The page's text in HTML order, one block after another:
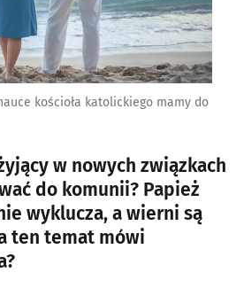
kościoła katolickiego mamy do
w nowych związkach
do komunii? Papież
wyklucza, a wierni są
ten temat mówi